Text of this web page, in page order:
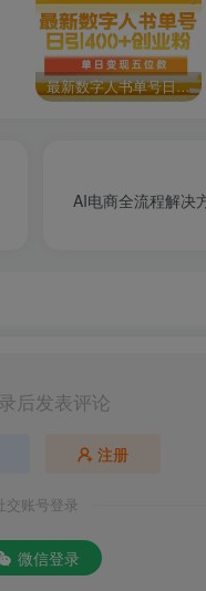
最新数字人书单号日400+创业粉，单日变现五位数，市面卖5980附软件和详…
AI电商全流程解决
后发表评论
注册
交账号登录
微信登录